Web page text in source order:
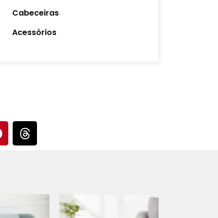
Cabeceiras
Acessórios